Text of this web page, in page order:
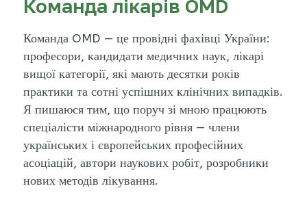
Команда лікарів OMD
Команда OMD — це провідні фахівці України:
професори, кандидати медичних наук, лікарі
вищої категорії, які мають десятки років
практики та сотні успішних клінічних випадків.
Я пишаюся тим, що поруч зі мною працюють
спеціалісти міжнародного рівня — члени
українських і європейських професійних
асоціацій, автори наукових робіт, розробники
нових методів лікування.